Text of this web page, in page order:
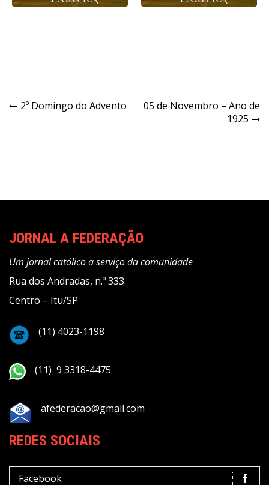
Navegação
2º Domingo do Advento
05 de Novembro – Ano de
1925
JORNAL A FEDERAÇÃO
Um jornal católico a serviço da comunidade
Rua dos Andradas, n.º 333
Centro – Itu/SP
(11) 4023-1198
(11) 9 3318-4475
afederacao@gmail.com
REDES SOCIAIS
Facebook